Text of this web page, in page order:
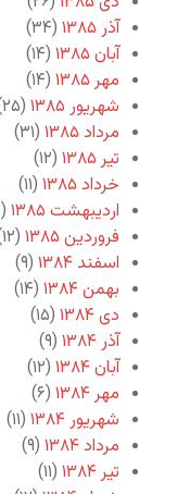
آذر ۱۳۸۵
(۳۴)
آبان ۱۳۸۵
(۱۴)
مهر ۱۳۸۵
(۱۴)
شهریور ۱۳۸۵
(۲۵)
مرداد ۱۳۸۵
(۳۱)
تیر ۱۳۸۵
(۱۲)
خرداد ۱۳۸۵
(۱۱)
اردیبهشت ۱۳۸۵
(۱۰)
فروردین ۱۳۸۵
(۱۲)
اسفند ۱۳۸۴
(۹)
بهمن ۱۳۸۴
(۱۴)
دی ۱۳۸۴
(۱۵)
آذر ۱۳۸۴
(۹)
آبان ۱۳۸۴
(۱۲)
مهر ۱۳۸۴
(۶)
شهریور ۱۳۸۴
(۱۱)
مرداد ۱۳۸۴
(۹)
تیر ۱۳۸۴
(۱۱)